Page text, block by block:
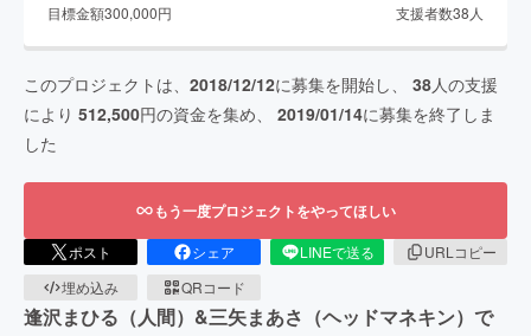
目標金額300,000円 支援者数38 人
このプロジェクトは、 2018/12/12に募集を開始し、 38人の支援
により 512,500円の資金を集め、 2019/01/14に募集を終了しま
した
もう一度プロジェクトをやってほしい
ポスト シェア LINEで送る
URLコピー
埋め込み
QRコード
逢沢まひる（人間）&三矢まあさ（ヘッドマネキン）で